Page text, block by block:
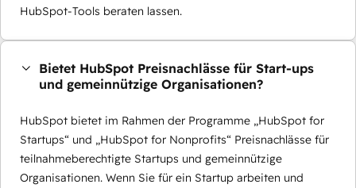
HubSpot-Tools beraten lassen.
Bietet HubSpot Preisnachlässe für Start-ups
und gemeinnützige Organisationen?
HubSpot bietet im Rahmen der Programme „HubSpot for
Startups“ und „HubSpot for Nonprofits“ Preisnachlässe für
teilnahmeberechtigte Startups und gemeinnützige
Organisationen. Wenn Sie für ein Startup arbeiten und